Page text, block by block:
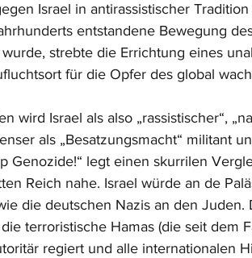
Israel in antirassistischer Tradition
entstandene Bewegung
strebte die Errichtung eines
für die Opfer des global
wird Israel als also „rassistischer“,
als „Besatzungsmacht“ militant
Genozide!“ legt einen skurrilen
Reich nahe. Israel würde an de
die deutschen Nazis an den
terroristische Hamas (die seit dem
regiert und alle internationalen